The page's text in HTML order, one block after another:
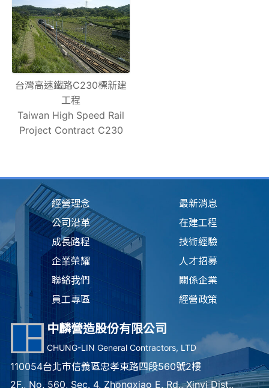
台灣高速鐵路C230標新建
工程
Taiwan High Speed Rail
Project Contract C230
經營理念
公司沿革
成長路程
企業榮耀
聯絡我們
員工專區
最新消息
在建工程
技術經驗
人才招募
關係企業
經營政策
中麟營造股份有限公司
CHUNG-LIN General Contractors, LTD
110054台北市信義區忠孝東路四段560號2樓
2F., No. 560, Sec. 4, Zhongxiao E. Rd., Xinyi Dist.,